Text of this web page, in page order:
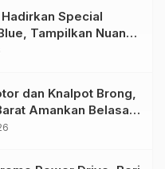
Special
Tampilkan Nuansa
Semakin Skena
dan Knalpot Brong,
Amankan Belasan